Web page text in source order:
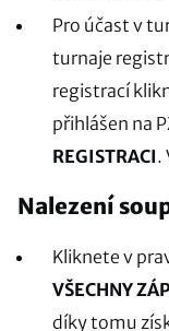
Pro účast v
turnaje
registrací
přihlášen na
REGISTRACI.
Nalezení
Kliknete v
VŠECHNY
díky tomu